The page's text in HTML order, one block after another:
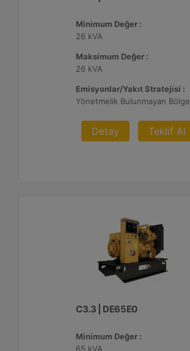
Minimum Değer :
26 kVA
Maksimum Değer :
26 kVA
Emisyonlar/Yakıt Stratejisi :
Yönetmelik Bulunmayan Bölge
Detay Teklif Al
C3.3 | DE65E0
Minimum Değer :
65 kVA